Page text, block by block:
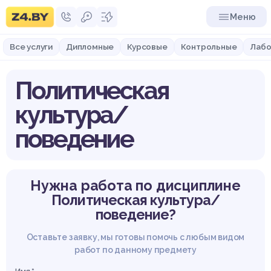
Меню
Все услуги Дипломные Курсовые Контрольные
Политическая
культура/
поведение
Нужна работа по дисциплине
Политическая культура/
поведение?
Оставьте заявку, мы готовы помочь с любым видом
работ по данному предмету